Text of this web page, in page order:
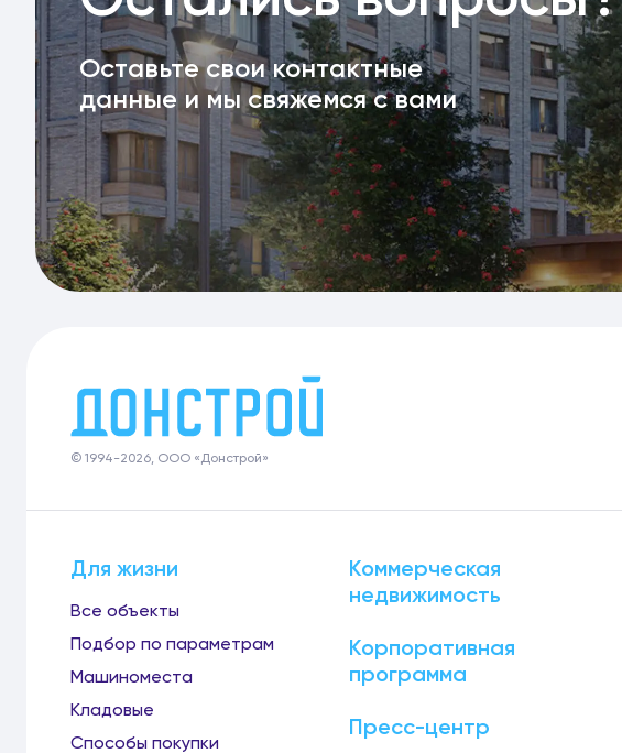
Оставьте свои контактные
данные и мы свяжемся с вами
© 1994-2026, ООО «Донстрой»
Для жизни
Все объекты
Подбор по параметрам
Машиноместа
Кладовые
Способы покупки
Коммерческая
недвижимость
Корпоративная
программа
Пресс-центр